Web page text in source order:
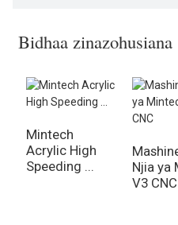
Bidhaa zinazohusiana
Mintech
Acrylic High
Speeding ...
Njia ya
V3 CNC